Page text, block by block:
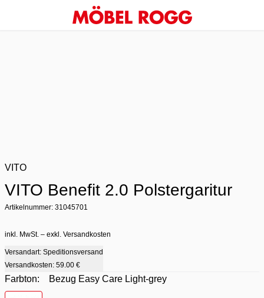
VITO
VITO Benefit 2.0 Polstergaritur
Artikelnummer: 31045701
inkl. MwSt. – exkl. Versandkosten
Versandart: Speditionsversand
Versandkosten: 59.00 €
Farbton:
Bezug Easy Care Light-grey